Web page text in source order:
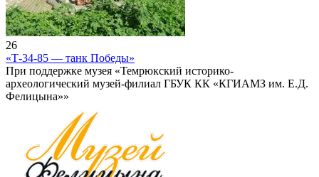
26
«Т-34-85 — танк Победы»
При поддержке музея «Темрюкский историко-
археологический музей-филиал ГБУК КК «КГИАМЗ им. Е.Д.
Фелицына»»